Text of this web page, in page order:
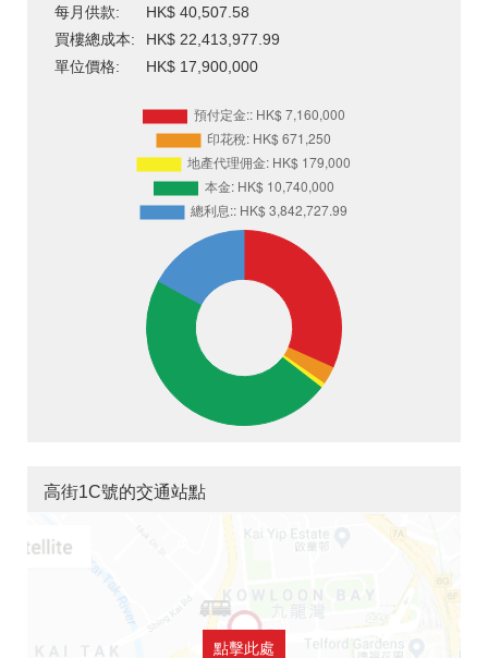
每月供款:
HK$ 40,507.58
買樓總成本:
HK$ 22,413,977.99
單位價格:
HK$ 17,900,000
高街1C號的交通站點
點擊此處